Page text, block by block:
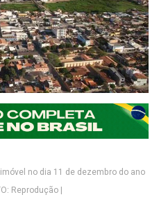
no dia 11 de dezembro do ano
Reprodução |